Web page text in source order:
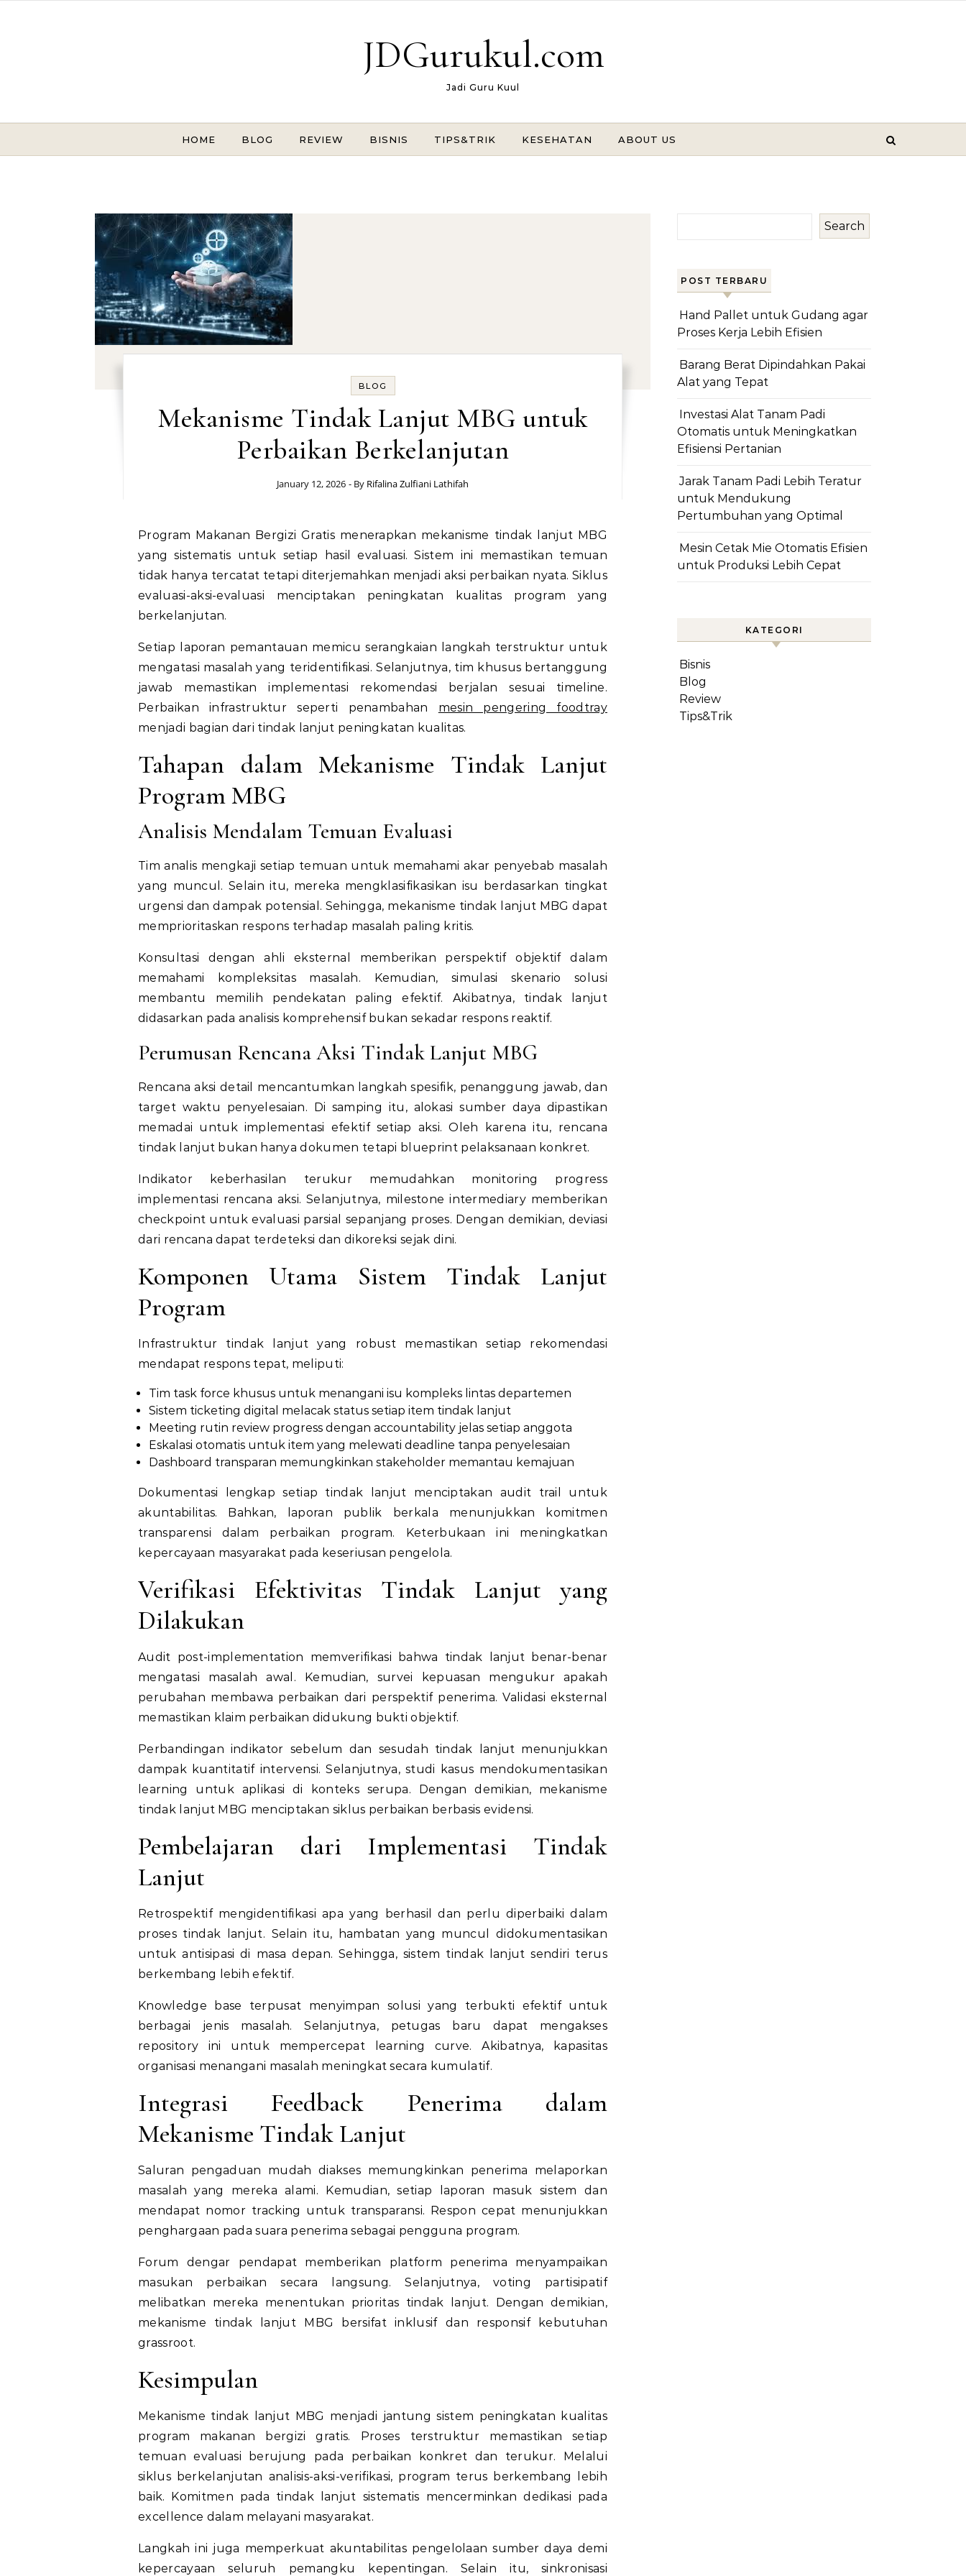
JDGurukul.com
Jadi Guru Kuul
HOME BLOG REVIEW BISNIS TIPS&TRIK KESEHATAN ABOUT US
BLOG
Mekanisme Tindak Lanjut MBG untuk
Perbaikan Berkelanjutan
January 12, 2026 - By Rifalina Zulfiani Lathifah
Program Makanan Bergizi Gratis menerapkan mekanisme tindak lanjut MBG
yang sistematis untuk setiap hasil evaluasi. Sistem ini memastikan temuan
tidak hanya tercatat tetapi diterjemahkan menjadi aksi perbaikan nyata. Siklus
evaluasi-aksi-evaluasi menciptakan peningkatan kualitas program yang
berkelanjutan.
Setiap laporan pemantauan memicu serangkaian langkah terstruktur untuk
mengatasi masalah yang teridentifikasi. Selanjutnya, tim khusus bertanggung
jawab memastikan implementasi rekomendasi berjalan sesuai timeline.
Perbaikan infrastruktur seperti penambahan mesin pengering foodtray
menjadi bagian dari tindak lanjut peningkatan kualitas.
Tahapan dalam Mekanisme Tindak Lanjut
Program MBG
Analisis Mendalam Temuan Evaluasi
Tim analis mengkaji setiap temuan untuk memahami akar penyebab masalah
yang muncul. Selain itu, mereka mengklasifikasikan isu berdasarkan tingkat
urgensi dan dampak potensial. Sehingga, mekanisme tindak lanjut MBG dapat
memprioritaskan respons terhadap masalah paling kritis.
Konsultasi dengan ahli eksternal memberikan perspektif objektif dalam
memahami kompleksitas masalah. Kemudian, simulasi skenario solusi
membantu memilih pendekatan paling efektif. Akibatnya, tindak lanjut
didasarkan pada analisis komprehensif bukan sekadar respons reaktif.
Perumusan Rencana Aksi Tindak Lanjut MBG
Rencana aksi detail mencantumkan langkah spesifik, penanggung jawab, dan
target waktu penyelesaian. Di samping itu, alokasi sumber daya dipastikan
memadai untuk implementasi efektif setiap aksi. Oleh karena itu, rencana
tindak lanjut bukan hanya dokumen tetapi blueprint pelaksanaan konkret.
Indikator keberhasilan terukur memudahkan monitoring progress
implementasi rencana aksi. Selanjutnya, milestone intermediary memberikan
checkpoint untuk evaluasi parsial sepanjang proses. Dengan demikian, deviasi
dari rencana dapat terdeteksi dan dikoreksi sejak dini.
Komponen Utama Sistem Tindak Lanjut
Program
Infrastruktur tindak lanjut yang robust memastikan setiap rekomendasi
mendapat respons tepat, meliputi:
Tim task force khusus untuk menangani isu kompleks lintas departemen
Sistem ticketing digital melacak status setiap item tindak lanjut
Meeting rutin review progress dengan accountability jelas setiap anggota
Eskalasi otomatis untuk item yang melewati deadline tanpa penyelesaian
Dashboard transparan memungkinkan stakeholder memantau kemajuan
Dokumentasi lengkap setiap tindak lanjut menciptakan audit trail untuk
akuntabilitas. Bahkan, laporan publik berkala menunjukkan komitmen
transparensi dalam perbaikan program. Keterbukaan ini meningkatkan
kepercayaan masyarakat pada keseriusan pengelola.
Verifikasi Efektivitas Tindak Lanjut yang
Dilakukan
Audit post-implementation memverifikasi bahwa tindak lanjut benar-benar
mengatasi masalah awal. Kemudian, survei kepuasan mengukur apakah
perubahan membawa perbaikan dari perspektif penerima. Validasi eksternal
memastikan klaim perbaikan didukung bukti objektif.
Perbandingan indikator sebelum dan sesudah tindak lanjut menunjukkan
dampak kuantitatif intervensi. Selanjutnya, studi kasus mendokumentasikan
learning untuk aplikasi di konteks serupa. Dengan demikian, mekanisme
tindak lanjut MBG menciptakan siklus perbaikan berbasis evidensi.
Pembelajaran dari Implementasi Tindak
Lanjut
Retrospektif mengidentifikasi apa yang berhasil dan perlu diperbaiki dalam
proses tindak lanjut. Selain itu, hambatan yang muncul didokumentasikan
untuk antisipasi di masa depan. Sehingga, sistem tindak lanjut sendiri terus
berkembang lebih efektif.
Knowledge base terpusat menyimpan solusi yang terbukti efektif untuk
berbagai jenis masalah. Selanjutnya, petugas baru dapat mengakses
repository ini untuk mempercepat learning curve. Akibatnya, kapasitas
organisasi menangani masalah meningkat secara kumulatif.
Integrasi Feedback Penerima dalam
Mekanisme Tindak Lanjut
Saluran pengaduan mudah diakses memungkinkan penerima melaporkan
masalah yang mereka alami. Kemudian, setiap laporan masuk sistem dan
mendapat nomor tracking untuk transparansi. Respon cepat menunjukkan
penghargaan pada suara penerima sebagai pengguna program.
Forum dengar pendapat memberikan platform penerima menyampaikan
masukan perbaikan secara langsung. Selanjutnya, voting partisipatif
melibatkan mereka menentukan prioritas tindak lanjut. Dengan demikian,
mekanisme tindak lanjut MBG bersifat inklusif dan responsif kebutuhan
grassroot.
Kesimpulan
Mekanisme tindak lanjut MBG menjadi jantung sistem peningkatan kualitas
program makanan bergizi gratis. Proses terstruktur memastikan setiap
temuan evaluasi berujung pada perbaikan konkret dan terukur. Melalui
siklus berkelanjutan analisis-aksi-verifikasi, program terus berkembang lebih
baik. Komitmen pada tindak lanjut sistematis mencerminkan dedikasi pada
excellence dalam melayani masyarakat.
Langkah ini juga memperkuat akuntabilitas pengelolaan sumber daya demi
kepercayaan seluruh pemangku kepentingan. Selain itu, sinkronisasi
Search
POST TERBARU
Hand Pallet untuk Gudang agar
Proses Kerja Lebih Efisien
Barang Berat Dipindahkan Pakai
Alat yang Tepat
Investasi Alat Tanam Padi
Otomatis untuk Meningkatkan
Efisiensi Pertanian
Jarak Tanam Padi Lebih Teratur
untuk Mendukung
Pertumbuhan yang Optimal
Mesin Cetak Mie Otomatis Efisien
untuk Produksi Lebih Cepat
KATEGORI
Bisnis
Blog
Review
Tips&Trik